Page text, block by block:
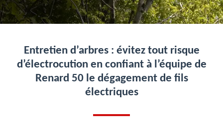
Entretien d’arbres : évitez tout risque
d’électrocution en confiant à l’équipe de
Renard 50 le dégagement de fils
électriques